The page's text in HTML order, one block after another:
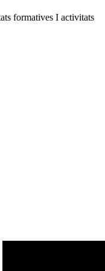
formatives I activitats